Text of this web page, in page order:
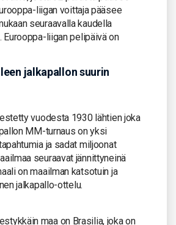
liigan voittaja pääsee
seuraavalla kaudella
Eurooppa-liigan pelipäivä on
jalkapallon suurin
vuodesta 1930 lähtien joka
MM-turnaus on yksi
ja sadat miljoonat
seuraavat jännittyneinä
on maailman katsotuin ja
jalkapallo-ottelu.
maa on Brasilia, joka on